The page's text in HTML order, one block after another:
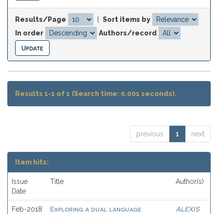
Results/Page
Sort items by
In order
Authors/record
Results 1-1 of 1 (Search time: 0.001 seconds).
previous 1 next
Item hits:
Issue
Date
Title Author(s)
Feb-2018
Exploring a dual language
ALEXIS